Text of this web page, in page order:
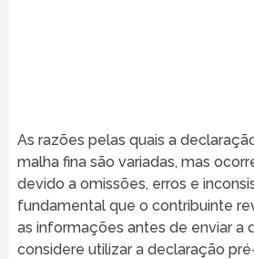
As razões pelas quais a
malha fina são variadas, mas
devido a omissões, erros e
fundamental que o contribuinte
as informações antes de enviar a
considere utilizar a declaração